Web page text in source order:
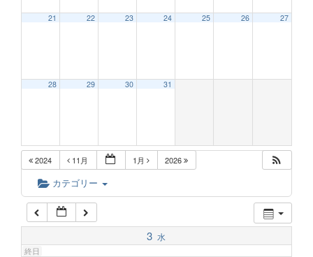
21 22 23 24 25 26 27
28 29 30 31
2024 11月 1月 2026
カテゴリー
3 水
終日
2:00 AM
6:00 AM
7:00 AM